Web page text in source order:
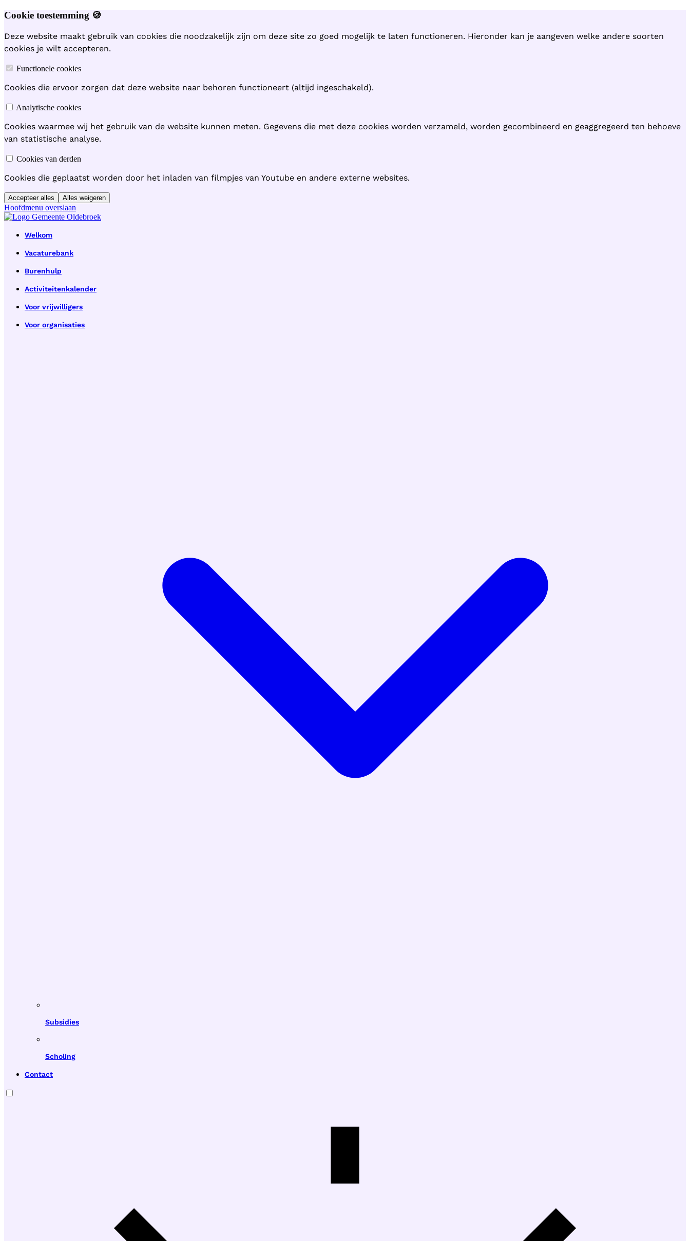
Cookie toestemming 🍪
Deze website maakt gebruik van cookies die noodzakelijk zijn om deze site zo goed mogelijk te laten functioneren. Hieronder kan je aangeven welke andere soorten
cookies je wilt accepteren.
Functionele cookies
Cookies die ervoor zorgen dat deze website naar behoren functioneert (altijd ingeschakeld).
Analytische cookies
Cookies waarmee wij het gebruik van de website kunnen meten. Gegevens die met deze cookies worden verzameld, worden gecombineerd en geaggregeerd ten behoeve
van statistische analyse.
Cookies van derden
Cookies die geplaatst worden door het inladen van filmpjes van Youtube en andere externe websites.
Accepteer alles Alles weigeren
Hoofdmenu overslaan
Welkom
Vacaturebank
Burenhulp
Activiteitenkalender
Voor vrijwilligers
Voor organisaties
Subsidies
Scholing
Contact